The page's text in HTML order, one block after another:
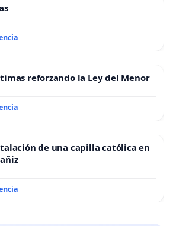
reforzando la Ley del Menor
de una capilla católica en